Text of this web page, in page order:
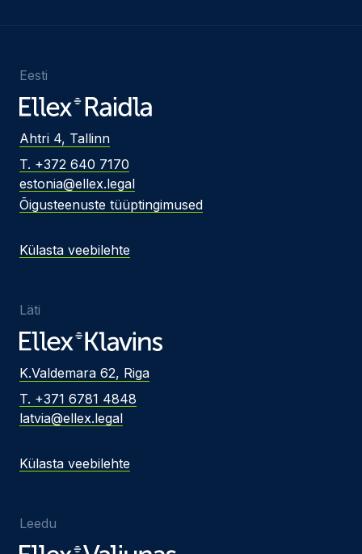
Eesti
Ahtri 4, Tallinn
T. +372 640 7170
estonia@ellex.legal
Õigusteenuste tüüptingimused
Külasta veebilehte
Läti
K.Valdemara 62, Riga
T. +371 6781 4848
latvia@ellex.legal
Külasta veebilehte
Leedu